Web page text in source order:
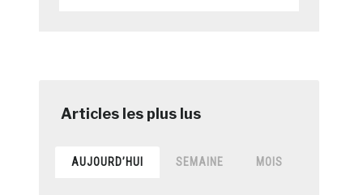
AUJOURD’HUI SEMAINE MOIS